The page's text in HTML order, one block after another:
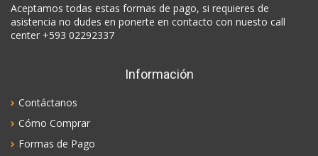
Aceptamos todas estas formas de pago, si requieres de
asistencia no dudes en ponerte en contacto con nuesto call
center +593 02292337
Información
Contáctanos
Cómo Comprar
Formas de Pago